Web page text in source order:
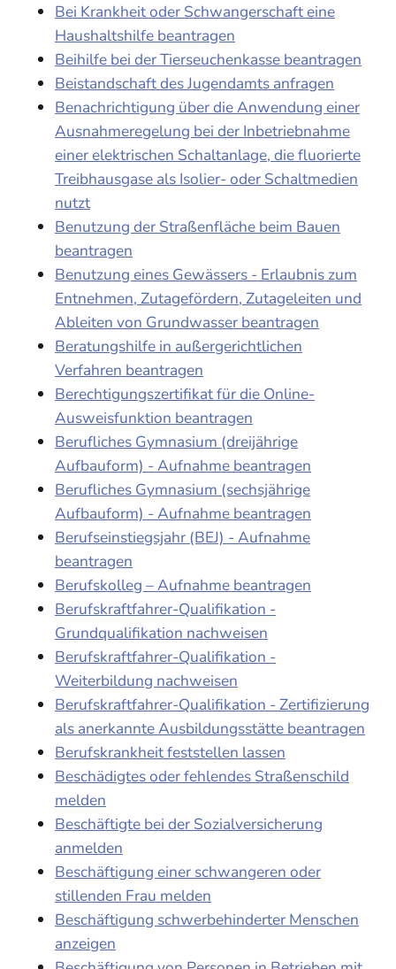
Bei Krankheit oder Schwangerschaft eine
Haushaltshilfe beantragen
Beihilfe bei der Tierseuchenkasse beantragen
Beistandschaft des Jugendamts anfragen
Benachrichtigung über die Anwendung einer
Ausnahmeregelung bei der Inbetriebnahme
einer elektrischen Schaltanlage, die fluorierte
Treibhausgase als Isolier- oder Schaltmedien
nutzt
Benutzung der Straßenfläche beim Bauen
beantragen
Benutzung eines Gewässers - Erlaubnis zum
Entnehmen, Zutagefördern, Zutageleiten und
Ableiten von Grundwasser beantragen
Beratungshilfe in außergerichtlichen
Verfahren beantragen
Berechtigungszertifikat für die Online-
Ausweisfunktion beantragen
Berufliches Gymnasium (dreijährige
Aufbauform) - Aufnahme beantragen
Berufliches Gymnasium (sechsjährige
Aufbauform) - Aufnahme beantragen
Berufseinstiegsjahr (BEJ) - Aufnahme
beantragen
Berufskolleg – Aufnahme beantragen
Berufskraftfahrer-Qualifikation -
Grundqualifikation nachweisen
Berufskraftfahrer-Qualifikation -
Weiterbildung nachweisen
Berufskraftfahrer-Qualifikation - Zertifizierung
als anerkannte Ausbildungsstätte beantragen
Berufskrankheit feststellen lassen
Beschädigtes oder fehlendes Straßenschild
melden
Beschäftigte bei der Sozialversicherung
anmelden
Beschäftigung einer schwangeren oder
stillenden Frau melden
Beschäftigung schwerbehinderter Menschen
anzeigen